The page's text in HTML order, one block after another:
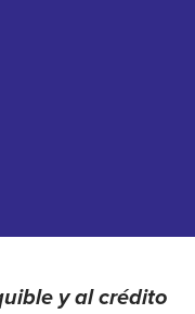
y al crédito